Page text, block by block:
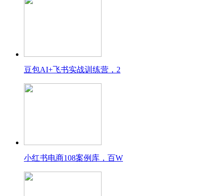
豆包AI+飞书实战训练营，2
小红书电商108案例库，百W